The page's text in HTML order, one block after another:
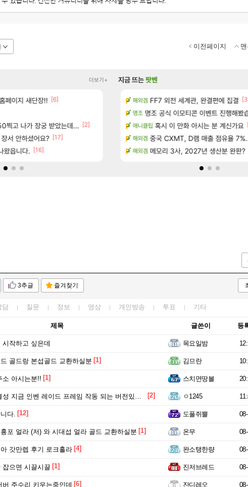
이전페이지
더보기+
페이지 새단장!! [6]
찍고 나가 장궁 받았는데... [2]
서 안하셨어요? [17]
왔읍니다. [16]
리니지M 아떨린다 한시간후면 [16]
검은사막 대충 연구소요약 [5]
검은사막 풍풍풍 군왕주차가 씹이득 가성비라
메이플 현재 나무위키 실검 1위인 김규원 [84]
FCO 02년생 헬스녀 레깅스핏 ㄷㄷ [18]
지금 뜨는팟벤
독일마을 [1]
레이드 아이템 획득 위치 공략 (89개)
루 성우 정보 및 주요 필모
스에서 예고편 공개 예정
위치 공략 (30개) - 방랑 결투가
해외겜 FF7 외전 세계관, 완결편에 집결
명조 명조 공식 이모티콘 이벤트 진행해봤습니다! 참여
애니클립 혹시 이 만화 아시는 분 계신가요
해외겜 중국 CXMT, D램 매출 점유율 7%…글로
해외겜 메모리 3사, 2027년 생산분 완판?
3추글 즐겨찾기
담 질문 정보 영상 개인방송 투표 기타
제목 글쓴이 등
시작하고 싶은데 목요일밤
골드랑 본섭골드 교환하실분 [1] 김므란
소 아시는분!! [1] 스치면땅볼
지금 인벤 레이드 프레임 작동 되는 버전있나요?? [2] ㅇ1245
다. [12] 도풀쥐뿔
포 얼라 (저) 와 시대섭 얼라 골드 교환하실분 [1] 온무
갓만렙 후기 로크홀라 [4] 완소탱한량
잡으면 시끌시끌 [1] 진저브레드
버 주수리 키우는중인데 [6] 잔디레오